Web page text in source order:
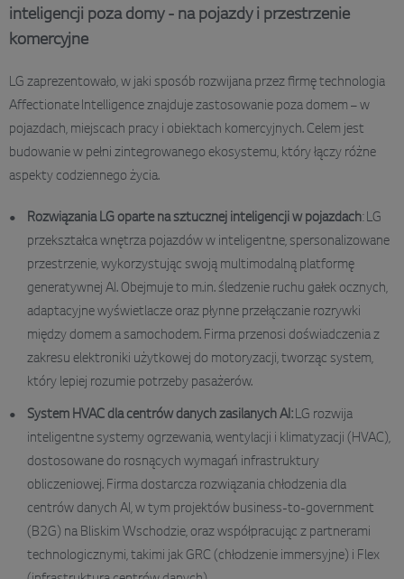
inteligencji poza domy - na pojazdy i przestrzenie
komercyjne
LG zaprezentowało, w jaki sposób rozwijana przez firmę technologia
Affectionate Intelligence znajduje zastosowanie poza domem – w
pojazdach, miejscach pracy i obiektach komercyjnych. Celem jest
budowanie w pełni zintegrowanego ekosystemu, który łączy różne
aspekty codziennego życia.
Rozwiązania LG oparte na sztucznej inteligencji w pojazdach: LG
przekształca wnętrza pojazdów w inteligentne, spersonalizowane
przestrzenie, wykorzystując swoją multimodalną platformę
generatywnej AI. Obejmuje to m.in. śledzenie ruchu gałek ocznych,
adaptacyjne wyświetlacze oraz płynne przełączanie rozrywki
między domem a samochodem. Firma przenosi doświadczenia z
zakresu elektroniki użytkowej do motoryzacji, tworząc system,
który lepiej rozumie potrzeby pasażerów.
System HVAC dla centrów danych zasilanych AI:LG rozwija
inteligentne systemy ogrzewania, wentylacji i klimatyzacji (HVAC),
dostosowane do rosnących wymagań infrastruktury
obliczeniowej. Firma dostarcza rozwiązania chłodzenia dla
centrów danych AI, w tym projektów business-to-government
(B2G) na Bliskim Wschodzie, oraz współpracując z partnerami
technologicznymi, takimi jak GRC (chłodzenie immersyjne) i Flex